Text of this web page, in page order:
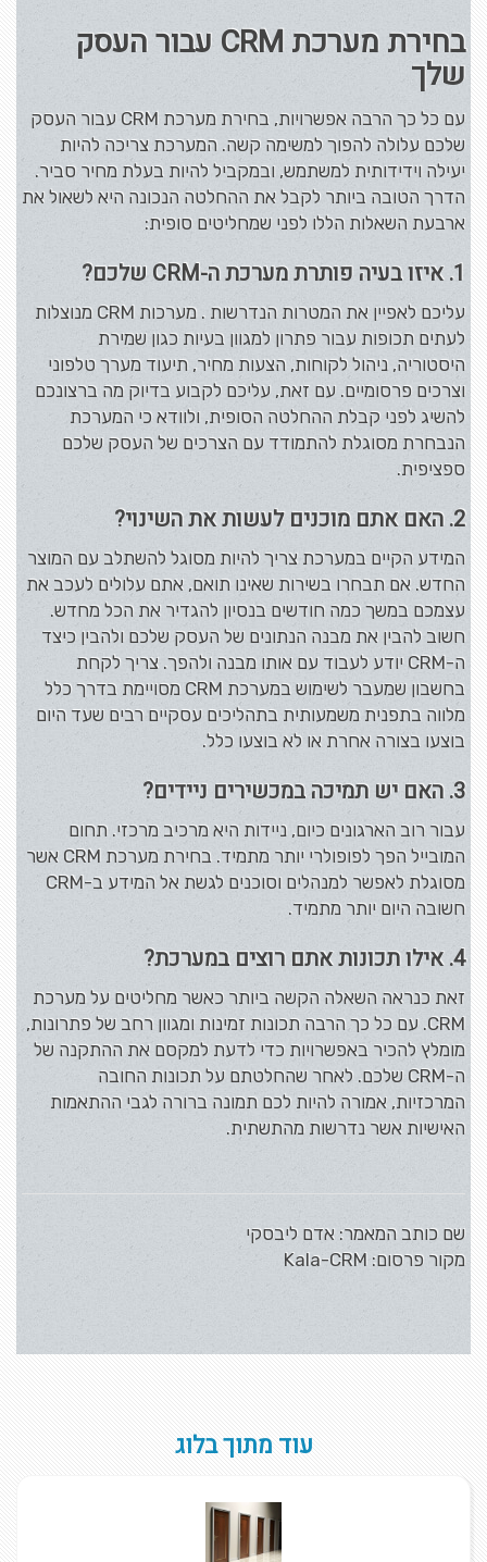
בחירת מערכת CRM עבור העסק
שלך
עם כל כך הרבה אפשרויות, בחירת מערכת CRM עבור העסק
שלכם עלולה להפוך למשימה קשה. המערכת צריכה להיות
יעילה וידידותית למשתמש, ובמקביל להיות בעלת מחיר סביר.
הדרך הטובה ביותר לקבל את ההחלטה הנכונה היא לשאול את
ארבעת השאלות הללו לפני שמחליטים סופית:
1. איזו בעיה פותרת מערכת ה-CRM שלכם?
עליכם לאפיין את המטרות הנדרשות . מערכות CRM מנוצלות
לעתים תכופות עבור פתרון למגוון בעיות כגון שמירת
היסטוריה, ניהול לקוחות, הצעות מחיר, תיעוד מערך טלפוני
וצרכים פרסומיים. עם זאת, עליכם לקבוע בדיוק מה ברצונכם
להשיג לפני קבלת ההחלטה הסופית, ולוודא כי המערכת
הנבחרת מסוגלת להתמודד עם הצרכים של העסק שלכם
ספציפית.
2. האם אתם מוכנים לעשות את השינוי?
המידע הקיים במערכת צריך להיות מסוגל להשתלב עם המוצר
החדש. אם תבחרו בשירות שאינו תואם, אתם עלולים לעכב את
עצמכם במשך כמה חודשים בנסיון להגדיר את הכל מחדש.
חשוב להבין את מבנה הנתונים של העסק שלכם ולהבין כיצד
ה-CRM יודע לעבוד עם אותו מבנה ולהפך. צריך לקחת
בחשבון שמעבר לשימוש במערכת CRM מסויימת בדרך כלל
מלווה בתפנית משמעותית בתהליכים עסקיים רבים שעד היום
בוצעו בצורה אחרת או לא בוצעו כלל.
3. האם יש תמיכה במכשירים ניידים?
עבור רוב הארגונים כיום, ניידות היא מרכיב מרכזי. תחום
המובייל הפך לפופולרי יותר מתמיד. בחירת מערכת CRM אשר
מסוגלת לאפשר למנהלים וסוכנים לגשת אל המידע ב-CRM
חשובה היום יותר מתמיד.
4. אילו תכונות אתם רוצים במערכת?
זאת כנראה השאלה הקשה ביותר כאשר מחליטים על מערכת
CRM. עם כל כך הרבה תכונות זמינות ומגוון רחב של פתרונות,
מומלץ להכיר באפשרויות כדי לדעת למקסם את ההתקנה של
ה-CRM שלכם. לאחר שהחלטתם על תכונות החובה
המרכזיות, אמורה להיות לכם תמונה ברורה לגבי ההתאמות
האישיות אשר נדרשות מהתשתית.
שם כותב המאמר: אדם ליבסקי
מקור פרסום: Kala-CRM
עוד מתוך בלוג